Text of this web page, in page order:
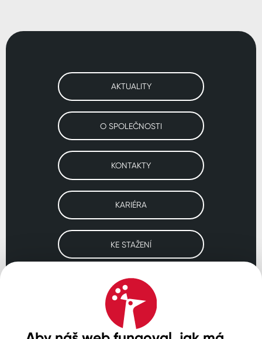
AKTUALITY
O SPOLEČNOSTI
KONTAKTY
KARIÉRA
KE STAŽENÍ
Navštivte naše pobočky
SLOVENSKO POLSKO